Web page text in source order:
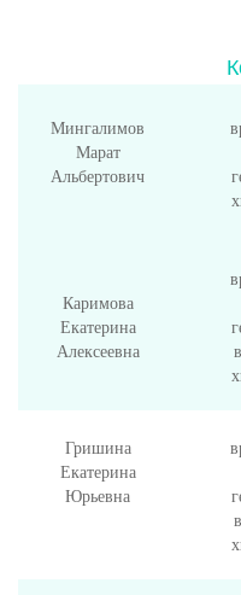
Мингалимов
Марат
Альбертович
Каримова
Екатерина
Алексеевна
Гришина
Екатерина
Юрьевна